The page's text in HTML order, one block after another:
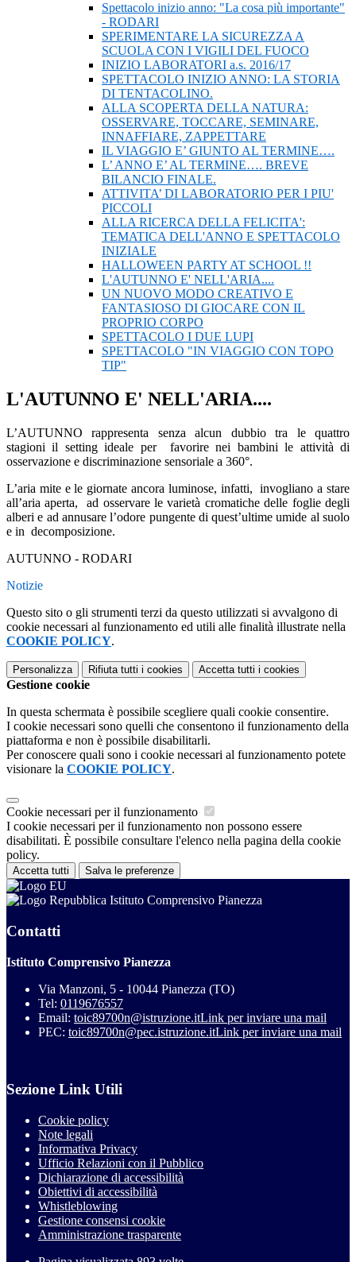
Spettacolo inizio anno: "La cosa più importante"
- RODARI
SPERIMENTARE LA SICUREZZA A
SCUOLA CON I VIGILI DEL FUOCO
INIZIO LABORATORI a.s. 2016/17
SPETTACOLO INIZIO ANNO: LA STORIA
DI TENTACOLINO.
ALLA SCOPERTA DELLA NATURA:
OSSERVARE, TOCCARE, SEMINARE,
INNAFFIARE, ZAPPETTARE
IL VIAGGIO E’ GIUNTO AL TERMINE….
L’ ANNO E’ AL TERMINE…. BREVE
BILANCIO FINALE.
ATTIVITA’ DI LABORATORIO PER I PIU'
PICCOLI
ALLA RICERCA DELLA FELICITA':
TEMATICA DELL'ANNO E SPETTACOLO
INIZIALE
HALLOWEEN PARTY AT SCHOOL !!
L'AUTUNNO E' NELL'ARIA....
UN NUOVO MODO CREATIVO E
FANTASIOSO DI GIOCARE CON IL
PROPRIO CORPO
SPETTACOLO I DUE LUPI
SPETTACOLO "IN VIAGGIO CON TOPO
TIP"
L'AUTUNNO E' NELL'ARIA....
L’AUTUNNO rappresenta senza alcun dubbio tra le quattro
stagioni il setting ideale per favorire nei bambini le attività di
osservazione e discriminazione sensoriale a 360°.
L’aria mite e le giornate ancora luminose, infatti, invogliano a stare
all’aria aperta, ad osservare le varietà cromatiche delle foglie degli
alberi e ad annusare l’odore pungente di quest’ultime umide al suolo
e in decomposizione.
AUTUNNO - RODARI
Notizie
Questo sito o gli strumenti terzi da questo utilizzati si avvalgono di
cookie necessari al funzionamento ed utili alle finalità illustrate nella
COOKIE POLICY.
Personalizza Rifiuta tutti i cookies Accetta tutti i cookies
Gestione cookie
In questa schermata è possibile scegliere quali cookie consentire.
I cookie necessari sono quelli che consentono il funzionamento della
piattaforma e non è possibile disabilitarli.
Per conoscere quali sono i cookie necessari al funzionamento potete
visionare la COOKIE POLICY.
Cookie necessari per il funzionamento
I cookie necessari per il funzionamento non possono essere
disabilitati. È possibile consultare l'elenco nella pagina della cookie
policy.
Accetta tutti Salva le preferenze
Istituto Comprensivo Pianezza
Contatti
Istituto Comprensivo Pianezza
Via Manzoni, 5 - 10044 Pianezza (TO)
Tel: 0119676557
Email: toic89700n@istruzione.itLink per inviare una mail
PEC: toic89700n@pec.istruzione.itLink per inviare una mail
Sezione Link Utili
Cookie policy
Note legali
Informativa Privacy
Ufficio Relazioni con il Pubblico
Dichiarazione di accessibilità
Obiettivi di accessibilità
Whistleblowing
Gestione consensi cookie
Amministrazione trasparente